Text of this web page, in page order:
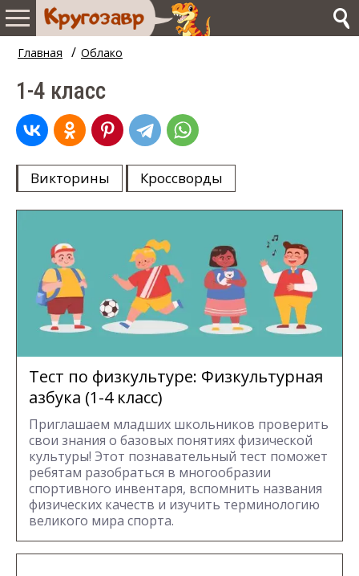
Главная / Облако
1-4 класс
Викторины Кроссворды
Тест по физкультуре: Физкультурная
азбука (1-4 класс)
Приглашаем младших школьников проверить
свои знания о базовых понятиях физической
культуры! Этот познавательный тест поможет
ребятам разобраться в многообразии
спортивного инвентаря, вспомнить названия
физических качеств и изучить терминологию
великого мира спорта.